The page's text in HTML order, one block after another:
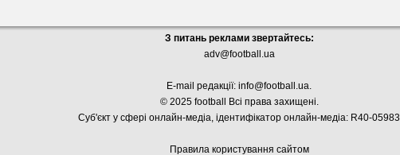
З питань реклами звертайтесь:
adv@football.ua
E-mail редакції: info@football.ua.
© 2025 football Всі права захищені.
Суб'єкт у сфері онлайн-медіа, ідентифікатор онлайн-медіа: R40-05983
Правила користування сайтом